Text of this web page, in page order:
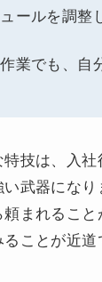
ールを調整
業でも、自
技は、入
武器にな
まれるこ
ことが近道